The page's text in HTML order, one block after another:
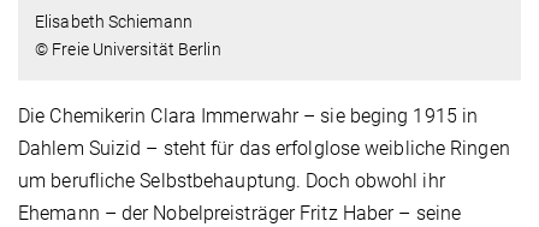
Elisabeth Schiemann
© Freie Universität Berlin
Die Chemikerin Clara Immerwahr – sie beging 1915 in
Dahlem Suizid – steht für das erfolglose weibliche Ringen
um berufliche Selbstbehauptung. Doch obwohl ihr
Ehemann – der Nobelpreisträger Fritz Haber – seine